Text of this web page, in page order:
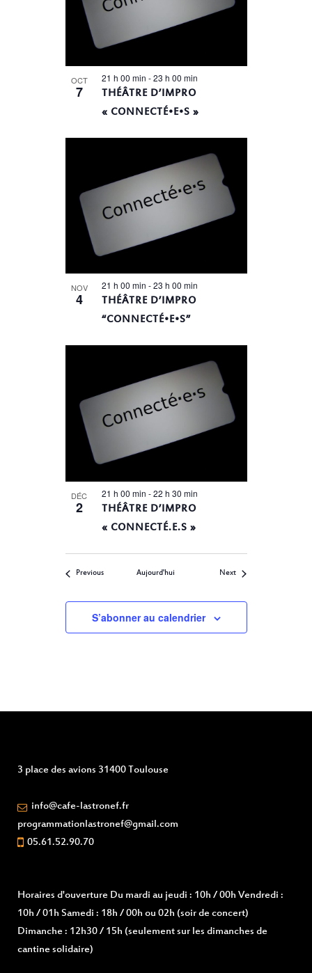
OCT
7
21 h 00 min -23 h 00 min
THÉÂTRE D’IMPRO
« CONNECTÉ•E•S »
NOV
4
21 h 00 min -23 h 00 min
THÉÂTRE D’IMPRO
“CONNECTÉ•E•S”
DÉC
2
21 h 00 min -22 h 30 min
THÉÂTRE D’IMPRO
« CONNECTÉ.E.S »
PreviousÉvènementsAujourd'hui NextÉvènements
S’abonner au calendrier
3 place des avions 31400 Toulouse
info@cafe-lastronef.fr
programmationlastronef@gmail.com
05.61.52.90.70
Horaires d'ouverture Du mardi au jeudi : 10h / 00h Vendredi :
10h / 01h Samedi : 18h / 00h ou 02h (soir de concert)
Dimanche : 12h30 / 15h (seulement sur les dimanches de
cantine solidaire)